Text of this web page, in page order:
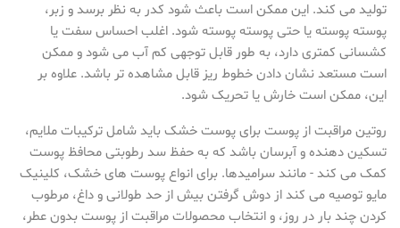
تولید می کند. این ممکن است باعث شود کدر به نظر برسد و زبر،
پوسته پوسته یا حتی پوسته پوسته شود. اغلب احساس سفت یا
کشسانی کمتری دارد، به طور قابل توجهی کم آب می شود و ممکن
است مستعد نشان دادن خطوط ریز قابل مشاهده تر باشد. علاوه بر
این، ممکن است خارش یا تحریک شود.
روتین مراقبت از پوست برای پوست خشک باید شامل ترکیبات ملایم،
تسکین دهنده و آبرسان باشد که به حفظ سد رطوبتی محافظ پوست
کمک می کند - مانند سرامیدها. برای انواع پوست های خشک، کلینیک
مایو توصیه می کند از دوش گرفتن بیش از حد طولانی و داغ، مرطوب
کردن چند بار در روز، و انتخاب محصولات مراقبت از پوست بدون عطر،